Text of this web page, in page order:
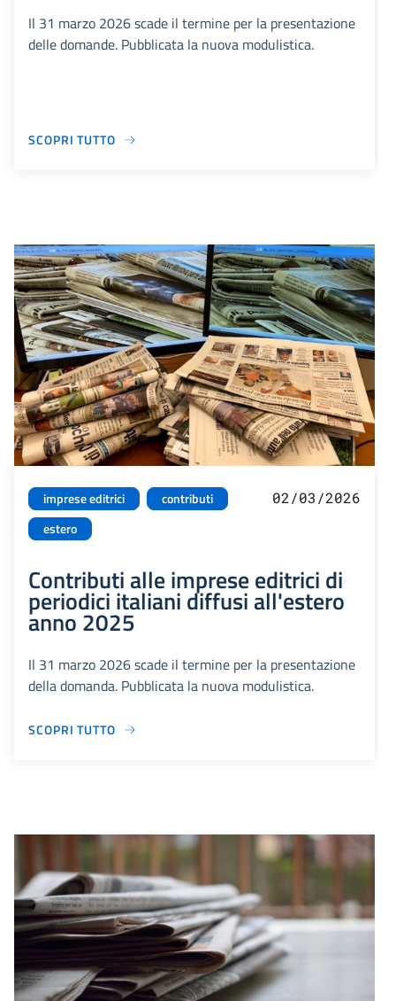
Il 31 marzo 2026 scade il termine per la presentazione
delle domande. Pubblicata la nuova modulistica.
SCOPRI TUTTO
imprese editrici
contributi
estero
02/03/2026
Contributi alle imprese editrici di
periodici italiani diffusi all'estero
anno 2025
Il 31 marzo 2026 scade il termine per la presentazione
della domanda. Pubblicata la nuova modulistica.
SCOPRI TUTTO